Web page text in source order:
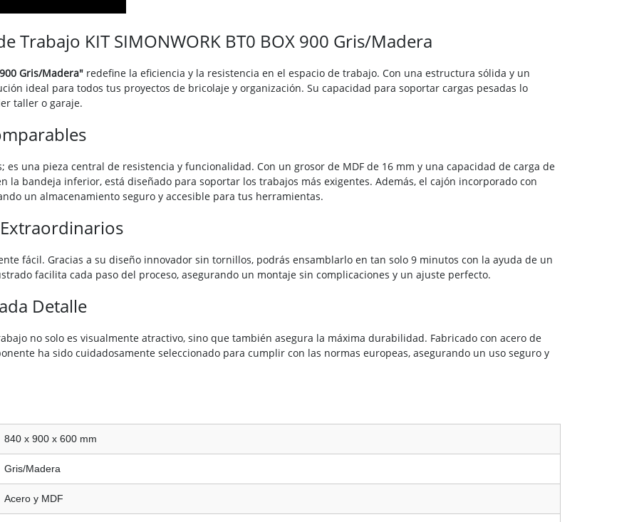
Trabajo KIT SIMONWORK BT0 BOX 900 Gris/Madera
Gris/Madera" redefine la eficiencia y la resistencia en el espacio de trabajo. Con una estructura sólida y un
ideal para todos tus proyectos de bricolaje y organización. Su capacidad para soportar cargas pesadas lo
taller o garaje.
es una pieza central de resistencia y funcionalidad. Con un grosor de MDF de 16 mm y una capacidad de carga de
la bandeja inferior, está diseñado para soportar los trabajos más exigentes. Además, el cajón incorporado con
un almacenamiento seguro y accesible para tus herramientas.
fácil. Gracias a su diseño innovador sin tornillos, podrás ensamblarlo en tan solo 9 minutos con la ayuda de un
facilita cada paso del proceso, asegurando un montaje sin complicaciones y un ajuste perfecto.
Detalle
no solo es visualmente atractivo, sino que también asegura la máxima durabilidad. Fabricado con acero de
ha sido cuidadosamente seleccionado para cumplir con las normas europeas, asegurando un uso seguro y
840 x 900 x 600 mm
Gris/Madera
Acero y MDF